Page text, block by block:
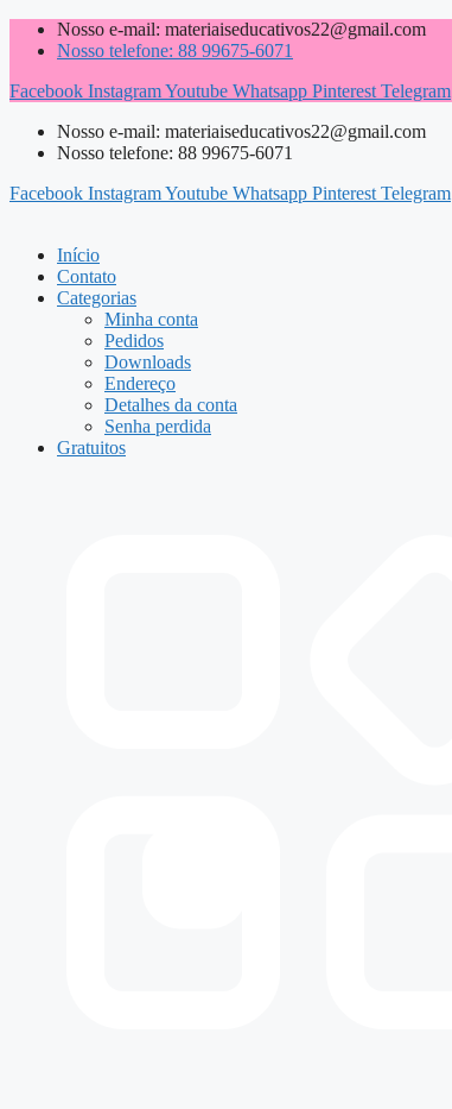
Pular
para
conteúdo
Nosso e-mail: materiaiseducativos22@gmail.com
Nosso telefone: 88 99675-6071
Facebook InstagramYoutube Whatsapp Pinterest Telegram
Nosso e-mail: materiaiseducativos22@gmail.com
Nosso telefone: 88 99675-6071
Facebook InstagramYoutube Whatsapp Pinterest Telegram
Início
Contato
Categorias
Minha conta
Pedidos
Downloads
Endereço
Detalhes da conta
Senha perdida
Gratuitos